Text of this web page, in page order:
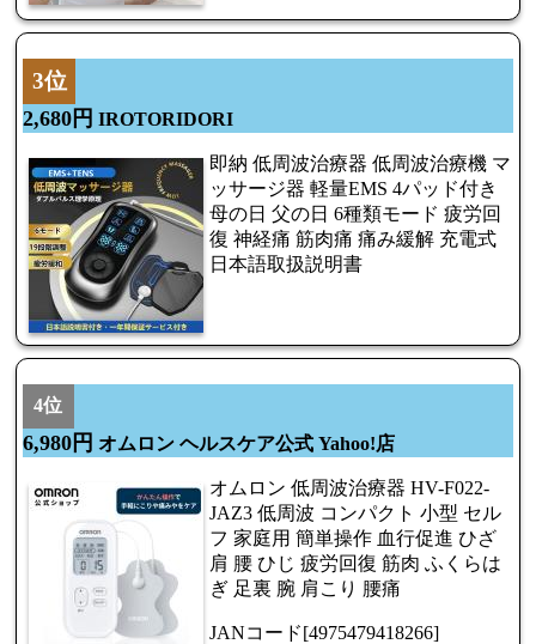
3位
2,680円 IROTORIDORI
即納 低周波治療器 低周波治療機 マ
ッサージ器 軽量EMS 4パッド付き
母の日 父の日 6種類モード 疲労回
復 神経痛 筋肉痛 痛み緩解 充電式
日本語取扱説明書
4位
6,980円 オムロン ヘルスケア公式 Yahoo!店
オムロン 低周波治療器 HV-F022-
JAZ3 低周波 コンパクト 小型 セル
フ 家庭用 簡単操作 血行促進 ひざ
肩 腰 ひじ 疲労回復 筋肉 ふくらは
ぎ 足裏 腕 肩こり 腰痛
JANコード[4975479418266]